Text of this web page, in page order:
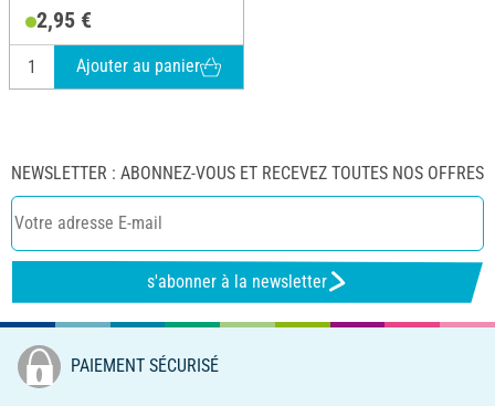
2,95 €
Ajouter au panier
NEWSLETTER : ABONNEZ-VOUS ET RECEVEZ TOUTES NOS OFFRES
s'abonner à la newsletter
PAIEMENT SÉCURISÉ